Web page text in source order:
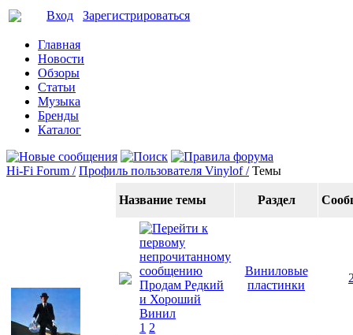
Вход Зарегистрироваться
Главная
Новости
Обзоры
Статьи
Музыка
Бренды
Каталог
Hi-Fi Forum / Профиль пользователя Vinylof / Темы
Название темы Раздел
Продам Редкий
и Хороший
Винил
1 2
Виниловые
пластинки